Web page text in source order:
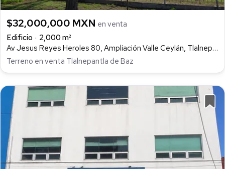
$32,000,000 MXN en venta
Edificio
2,000 m²
Av Jesus Reyes Heroles 80, Ampliación Valle Ceylán, Tlalnepantla de Baz
Terreno en venta Tlalnepantla de Baz